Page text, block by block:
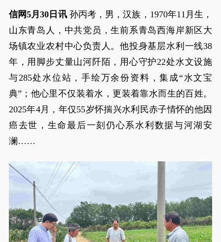
信网5月30日讯孙丙考，男，汉族，1970年11月生，
山东青岛人，中共党员，生前系青岛西海岸新区大
场镇农业农村中心负责人。他投身基层水利一线38
年，用脚步丈量山河阡陌，用心守护22处水文设施
与285处水位站，手绘万余份资料，集成“水文宝
典”；他心里不仅装着水，更装着靠水而生的百姓。
2025年4月，年仅55岁怀揣兴水利民赤子情怀的他因
癌去世，生命最后一刻仍心系水利数据与河湖安
澜……